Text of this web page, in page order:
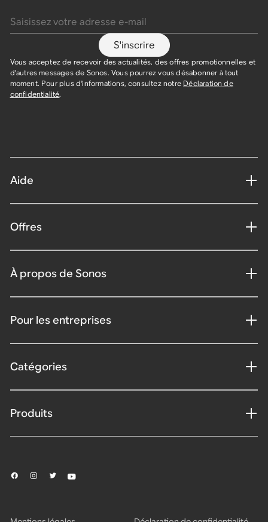
S'inscrire
Vous acceptez de recevoir des actualités, des offres promotionnelles et
d'autres messages de Sonos. Vous pourrez vous désabonner à tout
moment. Pour plus d'informations, consultez notre Déclaration de
confidentialité.
Aide
Offres
À propos de Sonos
Pour les entreprises
Catégories
Produits